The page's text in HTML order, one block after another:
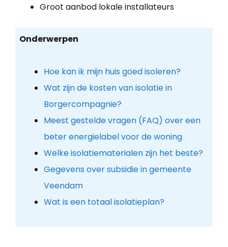
Groot aanbod lokale installateurs
Onderwerpen
Hoe kan ik mijn huis goed isoleren?
Wat zijn de kosten van isolatie in
Borgercompagnie?
Meest gestelde vragen (FAQ) over een
beter energielabel voor de woning
Welke isolatiematerialen zijn het beste?
Gegevens over subsidie in gemeente
Veendam
Wat is een totaal isolatieplan?